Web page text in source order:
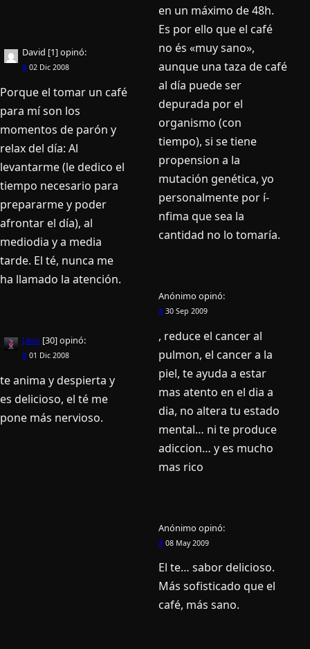
David [1]opinó:
# 02 Dic 2008
Porque el tomar un café
para mí­ son los
momentos de parón y
relax del dí­a: Al
levantarme (le dedico el
tiempo necesario para
prepararme y poder
afrontar el dí­a), al
mediodia y a media
tarde. El té, nunca me
ha llamado la atención.
Javo [30]opinó:
# 01 Dic 2008
te anima y despierta y
es delicioso, el té me
pone más nervioso.
en un máximo de 48h.
Es por ello que el café
no és «muy sano»,
aunque una taza de café
al dí­a puede ser
depurada por el
organismo (con
tiempo), si se tiene
propension a la
mutación genética, yo
personalmente por í­
nfima que sea la
cantidad no lo tomarí­a.
Anónimo opinó:
#30 Sep 2009
, reduce el cancer al
pulmon, el cancer a la
piel, te ayuda a estar
mas atento en el dia a
dia, no altera tu estado
mental… ni te produce
adiccion… y es mucho
mas rico
Anónimo opinó:
#08 May 2009
El te… sabor delicioso.
Más sofisticado que el
café, más sano.